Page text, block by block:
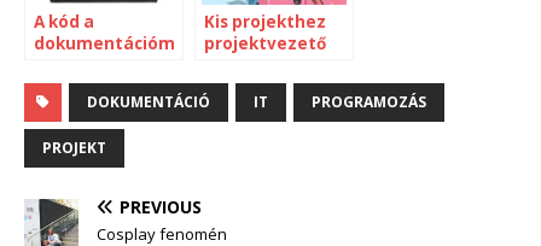
A kód a
dokumentációm
Kis projekthez
projektvezető
DOKUMENTÁCIÓ IT PROGRAMOZÁS
PROJEKT
PREVIOUS
Cosplay fenomén